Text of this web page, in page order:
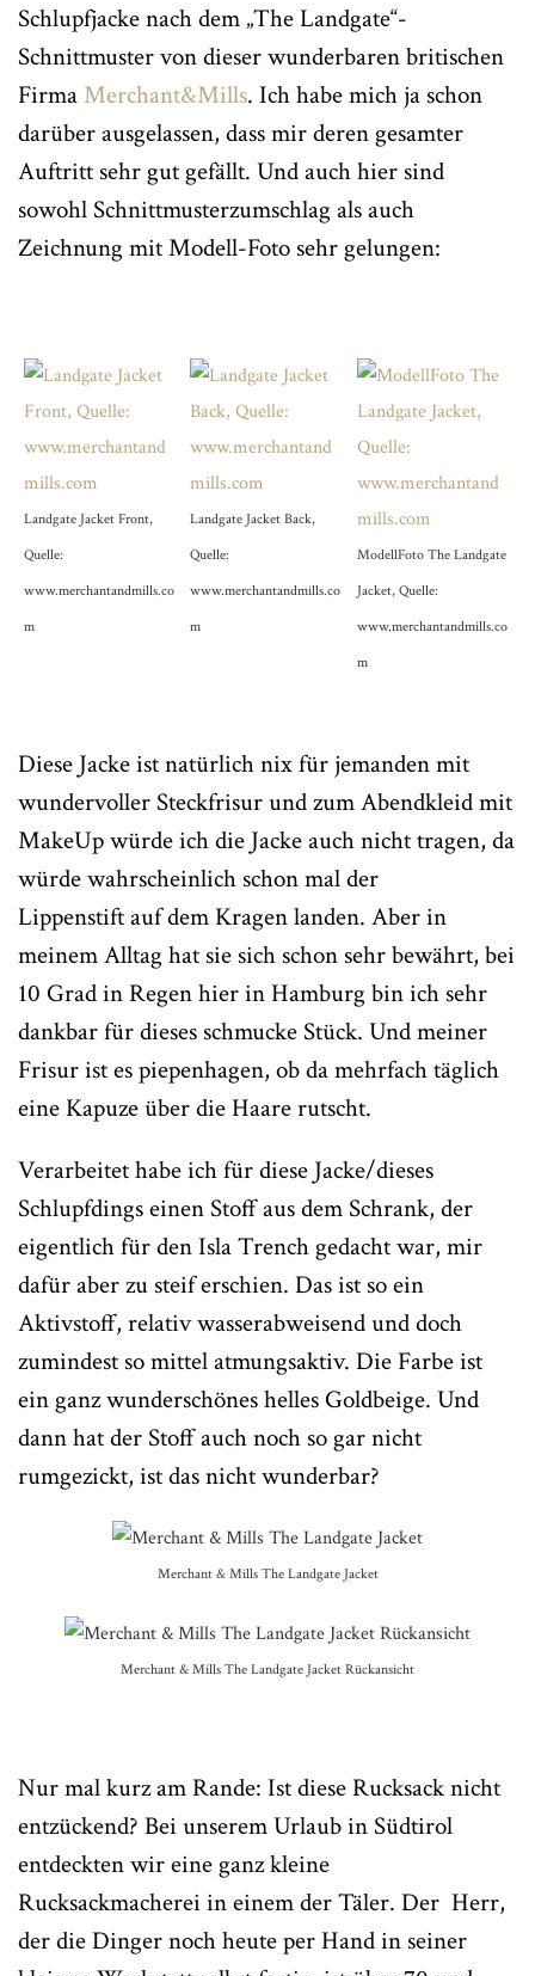
Schlupfjacke nach dem „The Landgate“-
Schnittmuster von dieser wunderbaren britischen
FirmaMerchant&Mills. Ich habe mich ja schon
darüber ausgelassen, dass mir deren gesamter
Auftritt sehr gut gefällt. Und auch hier sind
sowohl Schnittmusterzumschlag als auch
Zeichnung mit Modell-Foto sehr gelungen:
Landgate Jacket Front,
Quelle:
www.merchantandmills.co
m
Landgate Jacket Back,
Quelle:
www.merchantandmills.co
m
ModellFoto The Landgate
Jacket, Quelle:
www.merchantandmills.co
m
Diese Jacke ist natürlich nix für jemanden mit
wundervoller Steckfrisur und zum Abendkleid mit
MakeUp würde ich die Jacke auch nicht tragen, da
würde wahrscheinlich schon mal der
Lippenstift auf dem Kragen landen. Aber in
meinem Alltag hat sie sich schon sehr bewährt, bei
10 Grad in Regen hier in Hamburg bin ich sehr
dankbar für dieses schmucke Stück. Und meiner
Frisur ist es piepenhagen, ob da mehrfach täglich
eine Kapuze über die Haare rutscht.
Verarbeitet habe ich für diese Jacke/dieses
Schlupfdings einen Stoff aus dem Schrank, der
eigentlich für den Isla Trench gedacht war, mir
dafür aber zu steif erschien. Das ist so ein
Aktivstoff, relativ wasserabweisend und doch
zumindest so mittel atmungsaktiv. Die Farbe ist
ein ganz wunderschönes helles Goldbeige. Und
dann hat der Stoff auch noch so gar nicht
rumgezickt, ist das nicht wunderbar?
Merchant & Mills The Landgate Jacket
Merchant & Mills The Landgate Jacket Rückansicht
Nur mal kurz am Rande: Ist diese Rucksack nicht
entzückend? Bei unserem Urlaub in Südtirol
entdeckten wir eine ganz kleine
Rucksackmacherei in einem der Täler. Der Herr,
der die Dinger noch heute per Hand in seiner